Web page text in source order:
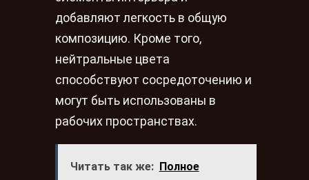
добавляют легкость в общую
композицию. Кроме того,
нейтральные цвета
способствуют сосредоточению и
могут быть использованы в
рабочих пространствах.
Читать так же:
Полное